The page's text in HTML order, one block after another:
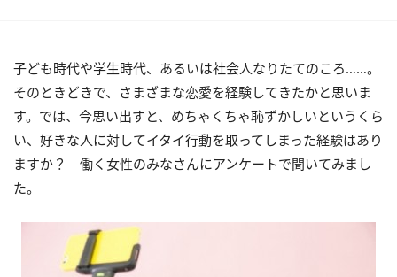
子ども時代や学生時代、あるいは社会人なりたてのころ……。
そのときどきで、さまざまな恋愛を経験してきたかと思いま
す。では、今思い出すと、めちゃくちゃ恥ずかしいというくら
い、好きな人に対してイタイ行動を取ってしまった経験はあり
ますか？ 働く女性のみなさんにアンケートで聞いてみまし
た。